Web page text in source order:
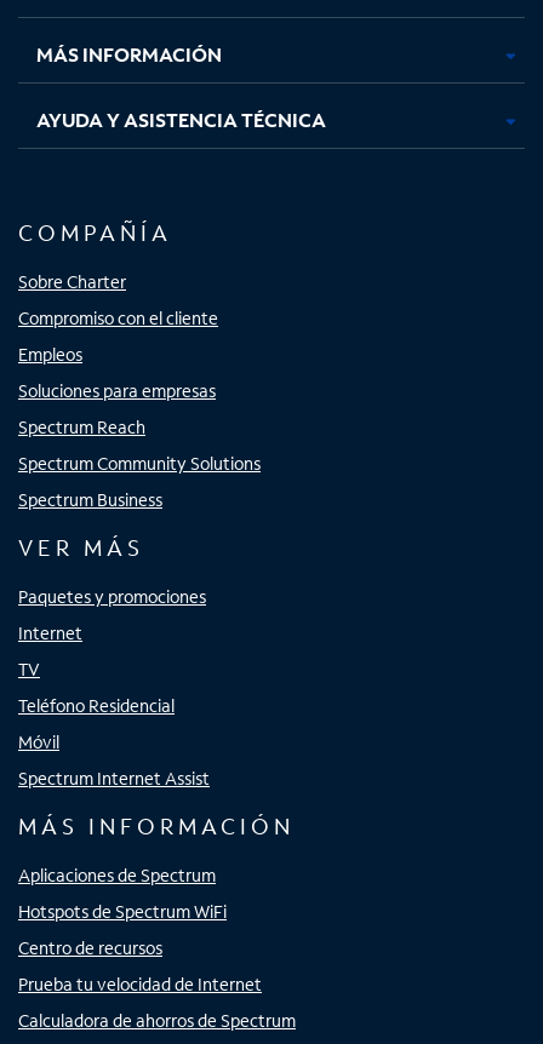
nuevanuevanuevanueva
MÁS INFORMACIÓN
AYUDA Y ASISTENCIA TÉCNICA
COMPAÑÍA
Sobre Charter
Compromiso con el cliente
Empleos
Soluciones para empresas
Spectrum Reach
Spectrum Community Solutions
Spectrum Business
VER MÁS
Paquetes y promociones
Internet
TV
Teléfono Residencial
Móvil
Spectrum Internet Assist
MÁS INFORMACIÓN
Aplicaciones de Spectrum
Hotspots de Spectrum WiFi
Centro de recursos
Prueba tu velocidad de Internet
Calculadora de ahorros de Spectrum